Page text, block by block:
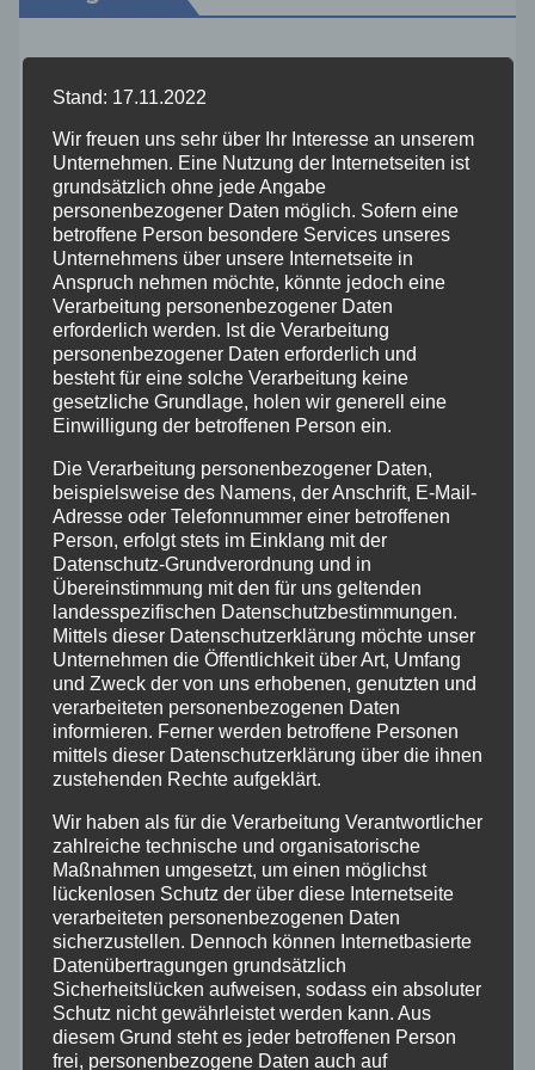
Allgemein
Altenkirchen
Bundespolizei
Feuerwehr
Hilfsorganisationen
Neuwied
Polizei
Rettungsdienst
Rhein-Lahn
THW
Veranstaltungen
Video
Westerwald
Zoll
Stand: 17.11.2022
Wir freuen uns sehr über Ihr Interesse an unserem
Unternehmen. Eine Nutzung der Internetseiten ist
grundsätzlich ohne jede Angabe
personenbezogener Daten möglich. Sofern eine
betroffene Person besondere Services unseres
Unternehmens über unsere Internetseite in
Anspruch nehmen möchte, könnte jedoch eine
Verarbeitung personenbezogener Daten
erforderlich werden. Ist die Verarbeitung
personenbezogener Daten erforderlich und
besteht für eine solche Verarbeitung keine
gesetzliche Grundlage, holen wir generell eine
Einwilligung der betroffenen Person ein.
Die Verarbeitung personenbezogener Daten,
beispielsweise des Namens, der Anschrift, E-Mail-
Adresse oder Telefonnummer einer betroffenen
Person, erfolgt stets im Einklang mit der
Datenschutz-Grundverordnung und in
Übereinstimmung mit den für uns geltenden
landesspezifischen Datenschutzbestimmungen.
Mittels dieser Datenschutzerklärung möchte unser
Unternehmen die Öffentlichkeit über Art, Umfang
und Zweck der von uns erhobenen, genutzten und
verarbeiteten personenbezogenen Daten
informieren. Ferner werden betroffene Personen
mittels dieser Datenschutzerklärung über die ihnen
zustehenden Rechte aufgeklärt.
Wir haben als für die Verarbeitung Verantwortlicher
zahlreiche technische und organisatorische
Maßnahmen umgesetzt, um einen möglichst
lückenlosen Schutz der über diese Internetseite
verarbeiteten personenbezogenen Daten
sicherzustellen. Dennoch können Internetbasierte
Datenübertragungen grundsätzlich
Sicherheitslücken aufweisen, sodass ein absoluter
Schutz nicht gewährleistet werden kann. Aus
diesem Grund steht es jeder betroffenen Person
frei, personenbezogene Daten auch auf